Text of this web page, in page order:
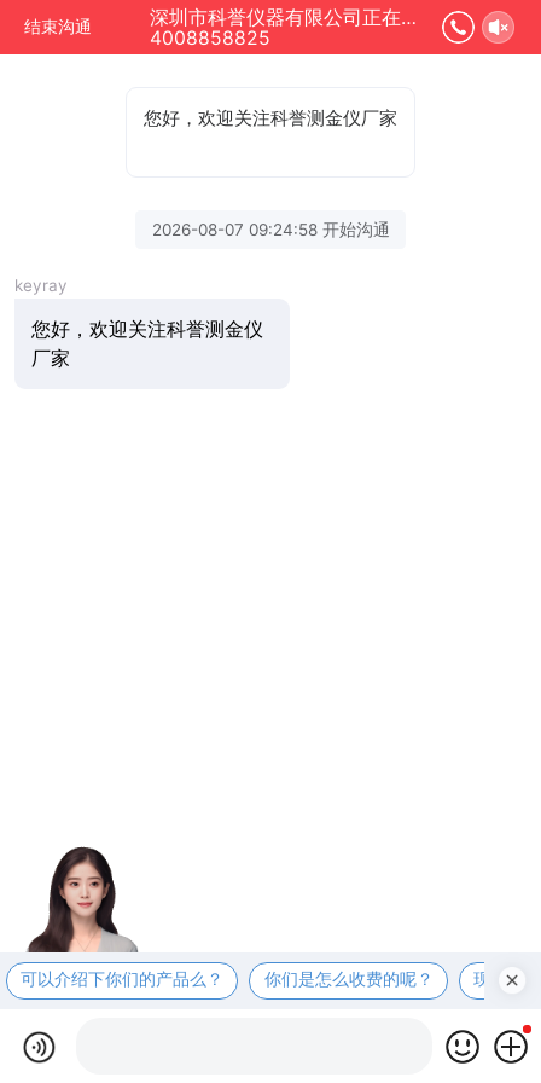
结束沟通
深圳市科誉仪器有限公司正在为您服务
4008858825
您好，欢迎关注科誉测金仪厂家
2026-08-07 09:24:58 开始沟通
keyray
您好，欢迎关注科誉测金仪
厂家
可以介绍下你们的产品么？ 你们是怎么收费的呢？ 现在有